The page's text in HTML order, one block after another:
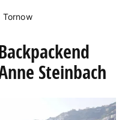
Tornow
Steinbach